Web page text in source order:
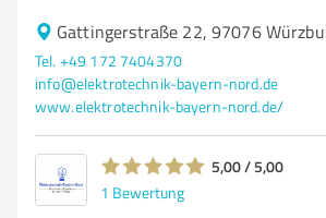
Gattingerstraße 22, 97076
Tel. +49 172 7404370
info@elektrotechnik-bayern-nord.de
www.elektrotechnik-bayern-nord.de/
5,00 / 5,00
1 Bewertung